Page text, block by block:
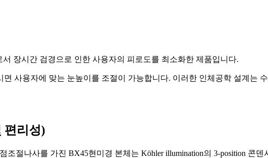
장시간 검경으로 인한 사용자의 피로도를 최소화한 제품입니다.
시면 사용자에 맞는 눈높이를 조절이 가능합니다. 이러한 인체공학 설계
편리성)
조절나사를 가진 BX45현미경 본체는 Köhler illumination의 3-position 콘